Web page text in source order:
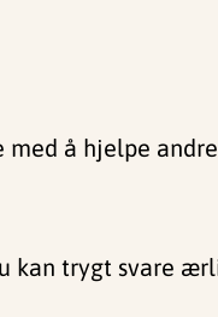
å hjelpe
kan trygt svare